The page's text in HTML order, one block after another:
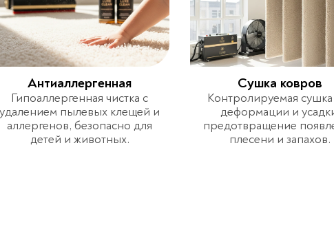
Антиаллергенная
Гипоаллергенная чистка с
удалением пылевых клещей и
аллергенов, безопасно для
детей и животных.
Сушка ковров
Контролируемая сушка
деформации и
предотвращение
плесени и запахов.